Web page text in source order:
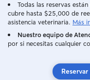
schedule for eating
very important that
happy but secure. Tengo un gran jardín
cerrado (ver fotos).
dueño de un perro
con el horario de
sus perros, creo que
Todas las reservas
cubre hasta $25,000 de
asistencia veterinaria. Más
Nuestro equipo de
por si necesitas cualquier